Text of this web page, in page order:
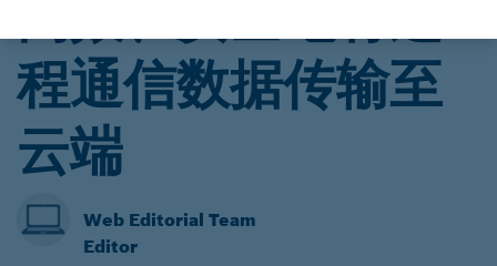
程通信数据传输至
云端
Web Editorial Team
Editor